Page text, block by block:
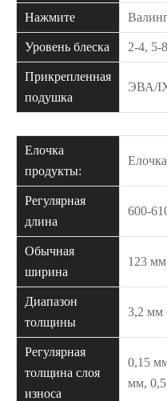
Нажмите
Уровень блеска 2-4, 5-
Прикрепленная
подушка
ЭВА/
Елочка
продукты:
Регулярная
длина
600-
Обычная
ширина
123
Диапазон
толщины
3,2 мм
Регулярная
толщина слоя
износа
0,15
мм,